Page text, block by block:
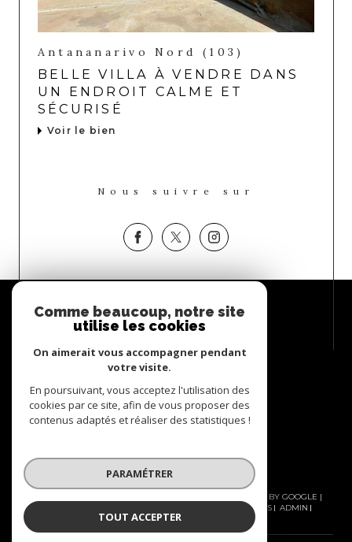
Antananarivo Nord (103)
BELLE VILLA À VENDRE DANS
UN ENDROIT CALME ET
SÉCURISÉ
Voir le bien
Nous suivre sur
PROPRIÉTAIRE
© 2026 | TOUS DROITS RÉSERVÉS | TRADUCTION POWERED BY GOOGLE |
MENTIONS LÉGALES
ADMIN
NOS LIENS
POLITIQUE RGPD COOKIES
Comme beaucoup, notre site
utilise les cookies
On aimerait vous accompagner pendant
votre visite.
En poursuivant, vous acceptez l'utilisation des
cookies par ce site, afin de vous proposer des
contenus adaptés et réaliser des statistiques !
PARAMÉTRER
TOUT ACCEPTER